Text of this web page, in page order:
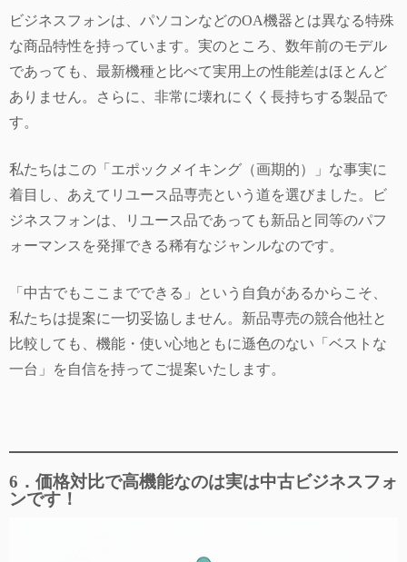
ビジネスフォンは、パソコンなどのOA機器とは異なる特殊
な商品特性を持っています。実のところ、数年前のモデル
であっても、最新機種と比べて実用上の性能差はほとんど
ありません。さらに、非常に壊れにくく長持ちする製品で
す。
私たちはこの「エポックメイキング（画期的）」な事実に
着目し、あえてリユース品専売という道を選びました。ビ
ジネスフォンは、リユース品であっても新品と同等のパフ
ォーマンスを発揮できる稀有なジャンルなのです。
「中古でもここまでできる」という自負があるからこそ、
私たちは提案に一切妥協しません。新品専売の競合他社と
比較しても、機能・使い心地ともに遜色のない「ベストな
一台」を自信を持ってご提案いたします。
6．価格対比で高機能なのは実は中古ビジネスフォ
ンです！